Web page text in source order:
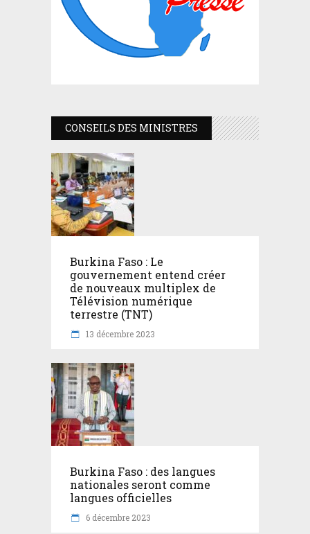
CONSEILS DES MINISTRES
Burkina Faso : Le
gouvernement entend créer
de nouveaux multiplex de
Télévision numérique
terrestre (TNT)
13 décembre 2023
Burkina Faso : des langues
nationales seront comme
langues officielles
6 décembre 2023